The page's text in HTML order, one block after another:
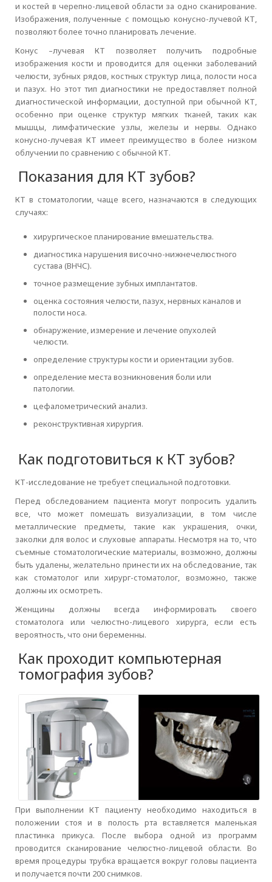
и костей в черепно-лицевой области за одно сканирование.
Изображения, полученные с помощью конусно-лучевой КТ,
позволяют более точно планировать лечение.
Конус –лучевая КТ позволяет получить подробные
изображения кости и проводится для оценки заболеваний
челюсти, зубных рядов, костных структур лица, полости носа
и пазух. Но этот тип диагностики не предоставляет полной
диагностической информации, доступной при обычной КТ,
особенно при оценке структур мягких тканей, таких как
мышцы, лимфатические узлы, железы и нервы. Однако
конусно-лучевая КТ имеет преимущество в более низком
облучении по сравнению с обычной КТ.
Показания для КТ зубов?
КТ в стоматологии, чаще всего, назначаются в следующих
случаях:
хирургическое планирование вмешательства.
диагностика нарушения височно-нижнечелюстного
сустава (ВНЧС).
точное размещение зубных имплантатов.
оценка состояния челюсти, пазух, нервных каналов и
полости носа.
обнаружение, измерение и лечение опухолей
челюсти.
определение структуры кости и ориентации зубов.
определение места возникновения боли или
патологии.
цефалометрический анализ.
реконструктивная хирургия.
Как подготовиться к КТ зубов?
КТ-исследование не требует специальной подготовки.
Перед обследованием пациента могут попросить удалить
все, что может помешать визуализации, в том числе
металлические предметы, такие как украшения, очки,
заколки для волос и слуховые аппараты. Несмотря на то, что
съемные стоматологические материалы, возможно, должны
быть удалены, желательно принести их на обследование, так
как стоматолог или хирург-стоматолог, возможно, также
должны их осмотреть.
Женщины должны всегда информировать своего
стоматолога или челюстно-лицевого хирурга, если есть
вероятность, что они беременны.
Как проходит компьютерная
томография зубов?
При выполнении КТ пациенту необходимо находиться в
положении стоя и в полость рта вставляется маленькая
пластинка прикуса. После выбора одной из программ
проводится сканирование челюстно-лицевой области. Во
время процедуры трубка вращается вокруг головы пациента
и получается почти 200 снимков.